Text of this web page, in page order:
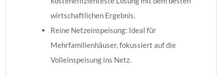
wirtschaftlichen Ergebnis.
Reine Netzeinspeisung: Ideal für
Mehrfamilienhäuser, fokussiert auf die
Volleinspeisung ins Netz.